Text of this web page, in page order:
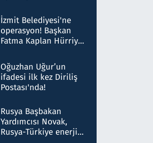
Milyar liralık para
trafiği tespit edildi
İzmit Belediyesi'ne
operasyon! Başkan
Fatma Kaplan Hürriyet
Oğuzhan Uğur’un
ifadesi ilk kez Diriliş
Postası'nda!
Rusya Başbakan
Yardımcısı Novak,
Rusya-Türkiye enerji